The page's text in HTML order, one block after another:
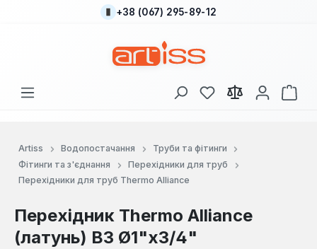
Перейти до основного вмісту
+38 (067) 295-89-12
У вас є 0 у списку
Artiss Водопостачання
Труби та фітинги
Фітинги та з'єднання
Перехідники для труб
Перехідники для труб Thermo Alliance
Перехідник Thermo Alliance
(латунь) ВЗ Ø1"х3/4"